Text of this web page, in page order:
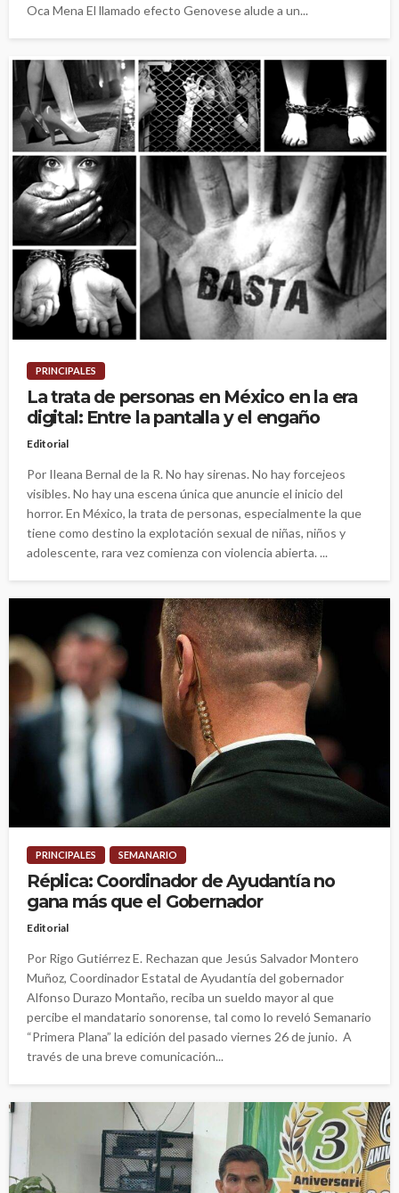
Oca Mena El llamado efecto Genovese alude a un...
PRINCIPALES
La trata de personas en México en la era
digital: Entre la pantalla y el engaño
Editorial
Por Ileana Bernal de la R. No hay sirenas. No hay forcejeos
visibles. No hay una escena única que anuncie el inicio del
horror. En México, la trata de personas, especialmente la que
tiene como destino la explotación sexual de niñas, niños y
adolescente, rara vez comienza con violencia abierta. ...
PRINCIPALES SEMANARIO
Réplica: Coordinador de Ayudantía no
gana más que el Gobernador
Editorial
Por Rigo Gutiérrez E. Rechazan que Jesús Salvador Montero
Muñoz, Coordinador Estatal de Ayudantía del gobernador
Alfonso Durazo Montaño, reciba un sueldo mayor al que
percibe el mandatario sonorense, tal como lo reveló Semanario
“Primera Plana” la edición del pasado viernes 26 de junio. A
través de una breve comunicación...